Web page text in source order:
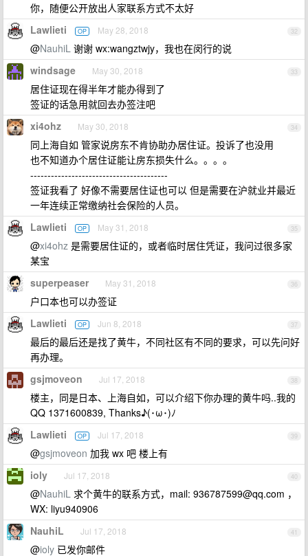
你，随便公开放出人家联系方式不太好
32
Lawlieti OP May 28, 2018
@NauhiL 谢谢 wx:wangztwjy，我也在闵行的说
33
windsage May 30, 2018
居住证现在得半年才能办得到了
签证的话急用就回去办签注吧
34
xi4ohz May 30, 2018
同上海自如 管家说房东不肯协助办居住证。投诉了也没用
也不知道办个居住证能让房东损失什么。。。。
----------------------------------------
签证我看了 好像不需要居住证也可以 但是需要在沪就业并最近
一年连续正常缴纳社会保险的人员。
35
Lawlieti OP May 31, 2018
@xi4ohz 是需要居住证的，或者临时居住凭证，我问过很多家
某宝
36
superpeaser May 31, 2018
户口本也可以办签证
37
Lawlieti OP Jun 8, 2018
最后的最后还是找了黄牛，不同社区有不同的要求，可以先问好
再办理。
38
gsjmoveon Jul 17, 2018
楼主，同是日本、上海自如，可以介绍下你办理的黄牛吗..我的
QQ 1371600839, Thanks♪(･ω･)ﾉ
39
Lawlieti OP Jul 17, 2018
@gsjmoveon 加我 wx 吧 楼上有
40
ioly Jul 17, 2018
@NauhiL 求个黄牛的联系方式，mail: 936787599@qq.com ，
WX: liyu940906
41
NauhiL Jul 17, 2018
@ioly 已发你邮件